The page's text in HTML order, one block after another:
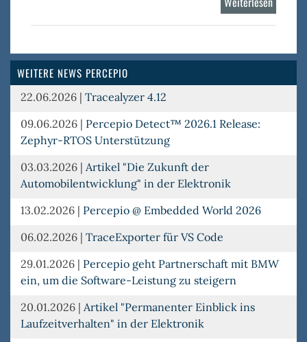
WEITERE NEWS PERCEPIO
22.06.2026 | Tracealyzer 4.12
09.06.2026 | Percepio Detect™ 2026.1 Release:
Zephyr-RTOS Unterstützung
03.03.2026 | Artikel "Die Zukunft der
Automobilentwicklung" in der Elektronik
13.02.2026 | Percepio @ Embedded World 2026
06.02.2026 | TraceExporter für VS Code
29.01.2026 | Percepio geht Partnerschaft mit BMW
ein, um die Software-Leistung zu steigern
20.01.2026 | Artikel "Permanenter Einblick ins
Laufzeitverhalten" in der Elektronik